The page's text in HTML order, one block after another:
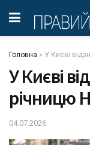
Головна » У Києві
У Києві
річницю
04.07.2026